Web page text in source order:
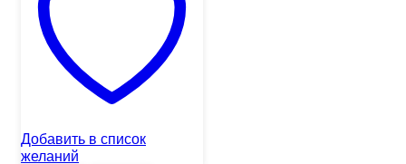
Добавить в список
желаний